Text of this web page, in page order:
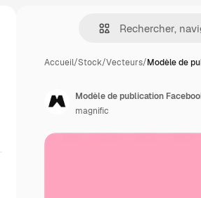
Accueil/Stock/Vecteurs/Modèle de
Modèle de publication
magnific